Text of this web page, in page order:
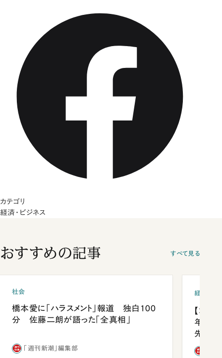
カテゴリ
経済・ビジネス
おすすめの記事 すべて見る
社会
橋本愛に「ハラスメント」報道 独白100
分 佐藤二朗が語った「全真相」
「週刊新潮」編集部
経済・ビ
【コン
年会は
先1位